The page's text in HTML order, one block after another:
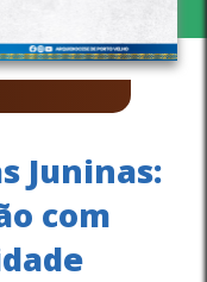
Juninas:
com